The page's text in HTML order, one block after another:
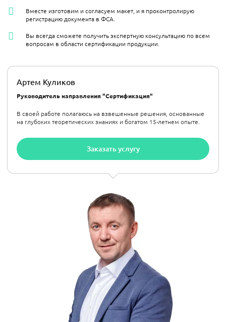
Артем Куликов
Руководитель направления "Сертификация"
В своей работе полагаюсь на взвешенные решения, основанные
на глубоких теоретических знаниях и богатом 15-летнем опыте.
Заказать услугу
Вместе изготовим и согласуем макет, и я проконтролирую
регистрацию документа в ФСА.
Вы всегда сможете получить экспертную консультацию по всем
вопросам в области сертификации продукции.